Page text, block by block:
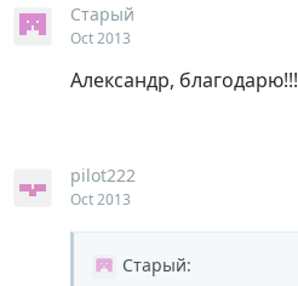
Старый
Oct 2013
Александр, благодарю!!!
pilot222
Oct 2013
Старый: